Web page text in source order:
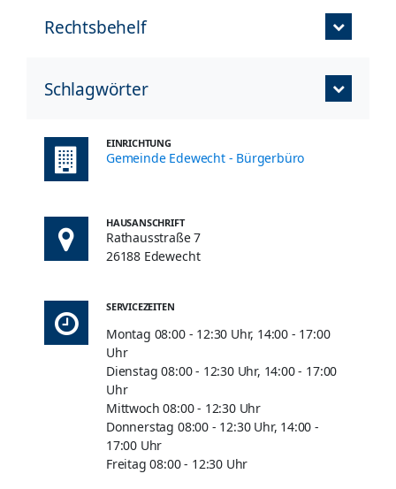
Rechtsbehelf
Schlagwörter
EINRICHTUNG
Gemeinde Edewecht - Bürgerbüro
HAUSANSCHRIFT
Rathausstraße 7
26188 Edewecht
SERVICEZEITEN
Montag 08:00 - 12:30 Uhr, 14:00 - 17:00
Uhr
Dienstag 08:00 - 12:30 Uhr, 14:00 - 17:00
Uhr
Mittwoch 08:00 - 12:30 Uhr
Donnerstag 08:00 - 12:30 Uhr, 14:00 -
17:00 Uhr
Freitag 08:00 - 12:30 Uhr